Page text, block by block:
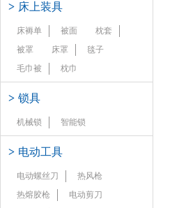
> 床上装具
床褥单 被面
枕套
被罩
床罩
毯子
毛巾被
枕巾
> 锁具
机械锁 智能锁
> 电动工具
电动螺丝刀
热风枪
热熔胶枪
电动剪刀